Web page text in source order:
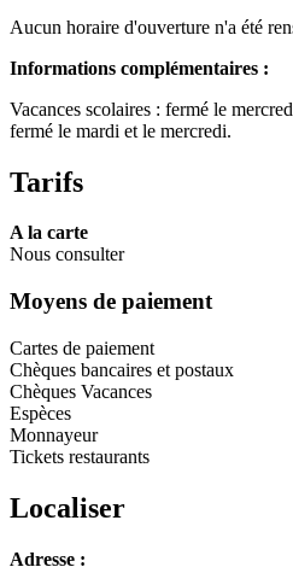
Aucun horaire d'ouverture n'a été
Informations complémentaires :
Vacances scolaires : fermé le
fermé le mardi et le mercredi.
Tarifs
A la carte
Nous consulter
Moyens de paiement
Cartes de paiement
Chèques bancaires et postaux
Chèques Vacances
Espèces
Monnayeur
Tickets restaurants
Localiser
Adresse :